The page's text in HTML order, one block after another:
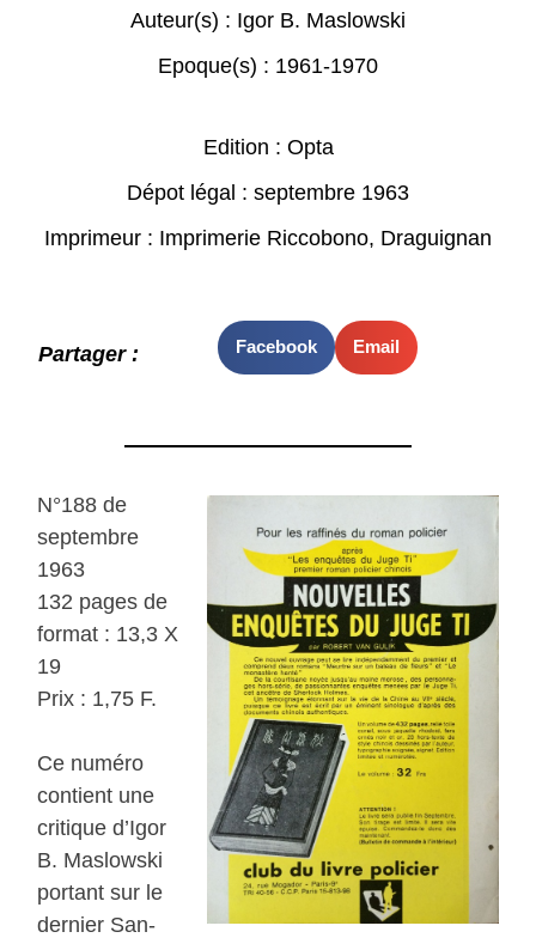
Auteur(s) : Igor B. Maslowski
Epoque(s) : 1961-1970
Edition : Opta
Dépot légal : septembre 1963
Imprimeur : Imprimerie Riccobono, Draguignan
Partager : Facebook Email
N°188 de
septembre
1963
132 pages de
format : 13,3 X
19
Prix : 1,75 F.
Ce numéro
contient une
critique d’Igor
B. Maslowski
portant sur le
dernier San-